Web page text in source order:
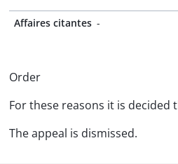
Affaires citantes -
Order
For these reasons it is decided
The appeal is dismissed.